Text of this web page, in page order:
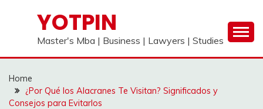
YOTPIN
Master's Mba | Business | Lawyers | Studies
Home
¿Por Qué los Alacranes Te Visitan? Significados y
Consejos para Evitarlos